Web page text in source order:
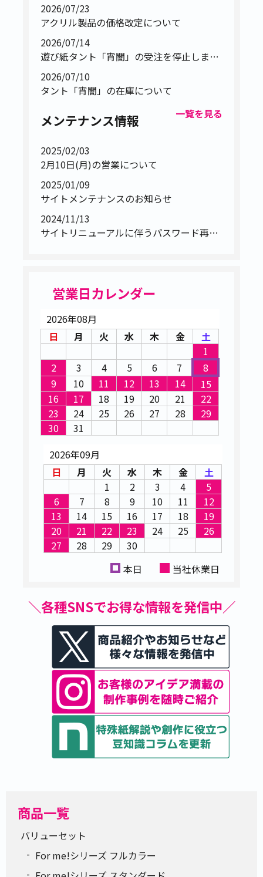
2026/07/23
アクリル製品の価格改定について
2026/07/14
遊び紙タント「宵闇」の受注を停止しました
2026/07/10
タント「宵闇」の在庫について
メンテナンス情報 一覧を見る
2025/02/03
2月10日(月)の営業について
2025/01/09
サイトメンテナンスのお知らせ
2024/11/13
サイトリニューアルに伴うパスワード再設定のお願い
営業日カレンダー
2026年08月
日
月 火 水 木 金
土
1
2
3 4 5 6 7
8
9
10 11 12 13 14
15
16
17 18 19 20 21
22
23
24 25 26 27 28
29
30
31
2026年09月
日
月 火 水 木 金
土
1
2 3 4
5
6
7 8 9 10 11
12
13
14 15 16 17 18
19
20
21 22 23 24 25
26
27
28 29
30
本日
当社休業日
＼各種SNSでお得な情報を発信中／
商品一覧
バリューセット
For me!シリーズ フルカラー